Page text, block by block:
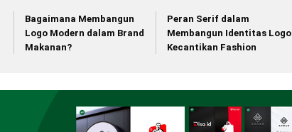
Bagaimana Membangun
Logo Modern dalam Brand
Makanan?
Peran Serif dalam
Membangun Identitas Logo
Kecantikan Fashion